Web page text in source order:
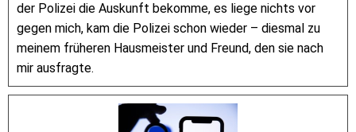
der Polizei die Auskunft bekomme, es liege nichts vor
gegen mich, kam die Polizei schon wieder – diesmal zu
meinem früheren Hausmeister und Freund, den sie nach
mir ausfragte.